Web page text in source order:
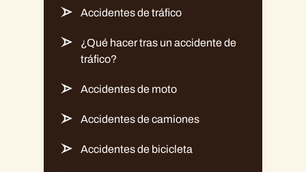
Accidentes de tráfico
¿Qué hacer tras un accidente de
tráfico?
Accidentes de moto
Accidentes de camiones
Accidentes de bicicleta